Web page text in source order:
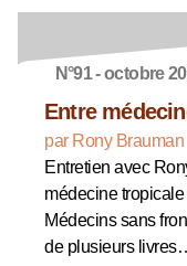
N°91 - octobre
Entre
par Rony Brauman
Entretien avec
médecine
Médecins sans
de plusieurs